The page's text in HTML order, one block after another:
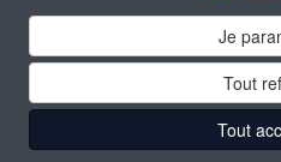
Je
Tout
Tout